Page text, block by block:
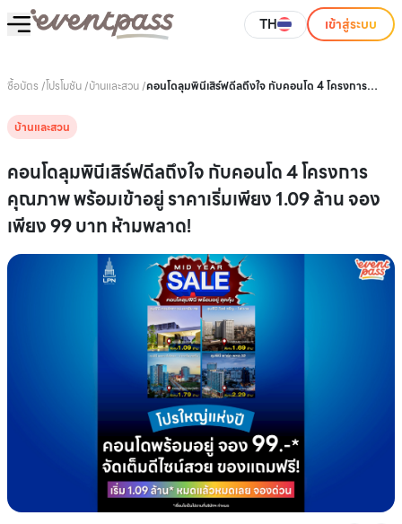
TH เข้าสู่ระบบ
ซื้อบัตร /โปรโมชัน/บ้านและสวน/คอนโดลุมพินีเสิร์ฟดีลถึงใจ กับคอนโด 4 โครงการ
บ้านและสวน
คอนโดลุมพินีเสิร์ฟดีลถึงใจ กับคอนโด 4 โครงการ
คุณภาพ พร้อมเข้าอยู่ ราคาเริ่มเพียง 1.09 ล้าน จอง
เพียง 99 บาท ห้ามพลาด!